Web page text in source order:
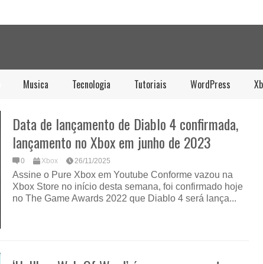
Musica Tecnologia Tutoriais WordPress
Data de lançamento de Diablo 4 confirmada,
lançamento no Xbox em junho de 2023
0 Xbox 26/11/2025
Assine o Pure Xbox em Youtube Conforme vazou na
Xbox Store no início desta semana, foi confirmado hoje
no The Game Awards 2022 que Diablo 4 será lança...